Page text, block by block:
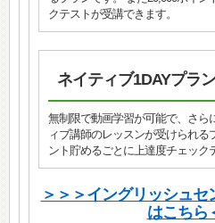
クテストが受講できます。
ネイティブ1DAYプラン
無制限で動画学習が可能で、さら
ィブ講師のレッスンが受けられる
ント貯めるごとに上達度チェック
＞＞＞イングリッシュ
はこちら